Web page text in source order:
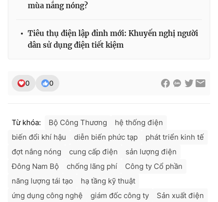
mùa nắng nóng?
Tiêu thụ điện lập đỉnh mới: Khuyến nghị người
dân sử dụng điện tiết kiệm
0 0
Từ khóa: Bộ Công Thương
hệ thống điện
biến đổi khí hậu
diễn biến phức tạp
phát triển kinh tế
đợt nắng nóng
cung cấp điện
sản lượng điện
Đông Nam Bộ
chống lãng phí
Công ty Cổ phần
năng lượng tái tạo
hạ tầng kỹ thuật
ứng dụng công nghệ
giám đốc công ty
Sản xuất điện